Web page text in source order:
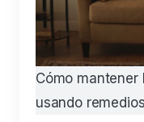
Cómo
usando